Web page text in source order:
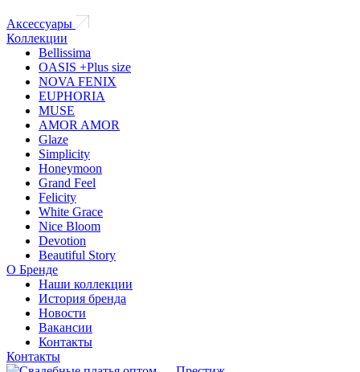
Аксессуары
Коллекции
Bellissima
OASIS +Plus size
NOVA FENIX
EUPHORIA
MUSE
AMOR AMOR
Glaze
Simplicity
Honeymoon
Grand Feel
Felicity
White Grace
Nice Bloom
Devotion
Beautiful Story
О Бренде
Наши коллекции
История бренда
Новости
Вакансии
Контакты
Контакты